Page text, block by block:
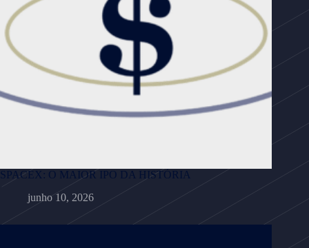
SPACEX: O MAIOR IPO DA HISTÓRIA
junho 10, 2026